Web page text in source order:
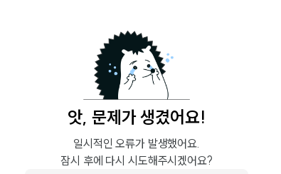
앗, 문제가 생겼어요!
일시적인 오류가 발생했어요.
잠시 후에 다시 시도해주시겠어요?